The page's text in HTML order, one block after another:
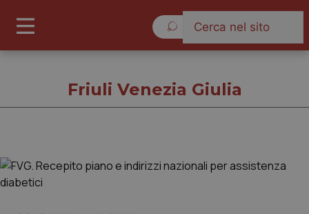
Friuli Venezia Giulia